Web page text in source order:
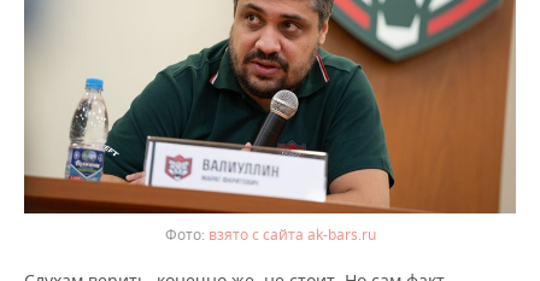
взято с сайта ak-bars.ru